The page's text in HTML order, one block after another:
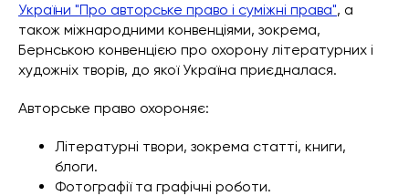
України "Про авторське право і суміжні права", а
також міжнародними конвенціями, зокрема,
Бернською конвенцією про охорону літературних і
художніх творів, до якої Україна приєдналася.
Авторське право охороняє:
Літературні твори, зокрема статті, книги,
блоги.
Фотографії та графічні роботи.